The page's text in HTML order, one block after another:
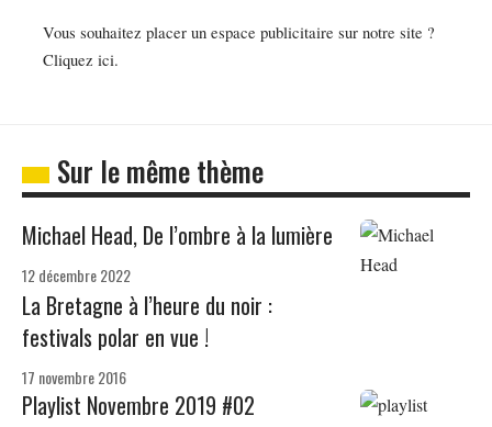
Vous souhaitez placer un espace publicitaire sur notre site ?
Cliquez ici.
Sur le même thème
Michael Head, De l’ombre à la lumière
12 décembre 2022
La Bretagne à l’heure du noir :
festivals polar en vue !
17 novembre 2016
Playlist Novembre 2019 #02